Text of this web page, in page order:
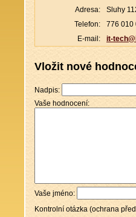
Adresa:
Sluhy
Telefon:
776 010
E-mail:
it-
Vložit nové
Nadpis:
Vaše hodnocení:
Vaše jméno:
Kontrolní otázka (ochrana